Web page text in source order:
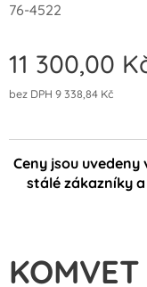
76-4522
11 300,00
bez DPH 9 338,84 Kč
Ceny jsou uvedeny
stálé zákazníky
KOMVET